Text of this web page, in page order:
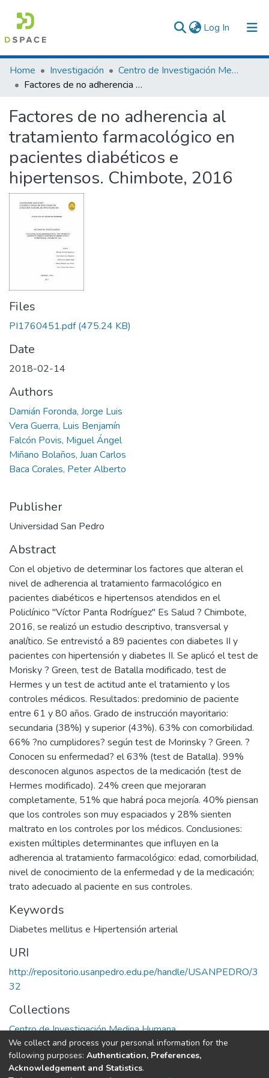
Log In (current)
Communities & Collections
All of DSpace
Statistics
Home Investigación
Centro de Investigación Medina Humana
Factores de no adherencia al tratamiento farmacológico en pacientes diabéticos e hipertensos. Chimbote, 2016
Factores de no adherencia al
tratamiento farmacológico en
pacientes diabéticos e
hipertensos. Chimbote, 2016
Files
PI1760451.pdf(475.24 KB)
Date
2018-02-14
Authors
Damián Foronda, Jorge Luis
Vera Guerra, Luis Benjamín
Falcón Povis, Miguel Ángel
Miñano Bolaños, Juan Carlos
Baca Corales, Peter Alberto
Publisher
Universidad San Pedro
Abstract
Con el objetivo de determinar los factores que alteran el
nivel de adherencia al tratamiento farmacológico en
pacientes diabéticos e hipertensos atendidos en el
Policlínico "Víctor Panta Rodríguez" Es Salud ? Chimbote,
2016, se realizó un estudio descriptivo, transversal y
analítico. Se entrevistó a 89 pacientes con diabetes II y
pacientes con hipertensión y diabetes II. Se aplicó el test de
Morisky ? Green, test de Batalla modificado, test de
Hermes y un test de actitud ante el tratamiento y los
controles médicos. Resultados: predominio de paciente
entre 61 y 80 años. Grado de instrucción mayoritario:
secundaria (38%) y superior (43%). 63% con comorbilidad.
66% ?no cumplidores? según test de Morinsky ? Green. ?
Conocen su enfermedad? el 63% (test de Batalla). 99%
desconocen algunos aspectos de la medicación (test de
Hermes modificado). 24% creen que mejoraran
completamente, 51% que habrá poca mejoría. 40% piensan
que los controles son muy espaciados y 28% sienten
maltrato en los controles por los médicos. Conclusiones:
existen múltiples determinantes que influyen en la
adherencia al tratamiento farmacológico: edad, comorbilidad,
nivel de conocimiento de la enfermedad y de la medicación;
trato adecuado al paciente en sus controles.
Keywords
Diabetes mellitus e Hipertensión arterial
URI
http://repositorio.usanpedro.edu.pe/handle/USANPEDRO/3
32
Collections
Centro de Investigación Medina Humana
Full item page
We collect and process your personal information for the
following purposes: Authentication, Preferences,
Acknowledgement and Statistics.